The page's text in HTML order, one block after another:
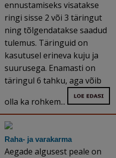
ennustamiseks visatakse
ringi sisse 2 või 3 täringut
ning tõlgendatakse saadud
tulemus. Täringuid on
kasutusel erineva kuju ja
suurusega. Enamasti on
täringul 6 tahku, aga võib
olla ka rohkem...
Raha- ja varakarma
Aegade algusest peale on